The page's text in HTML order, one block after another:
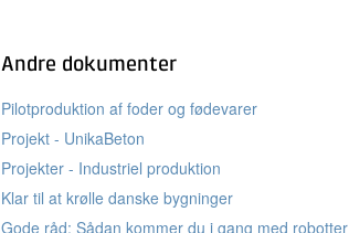
Andre dokumenter
Pilotproduktion af foder og fødevarer
Projekt - UnikaBeton
Projekter - Industriel produktion
Klar til at krølle danske bygninger
Gode råd: Sådan kommer du i gang med robotter